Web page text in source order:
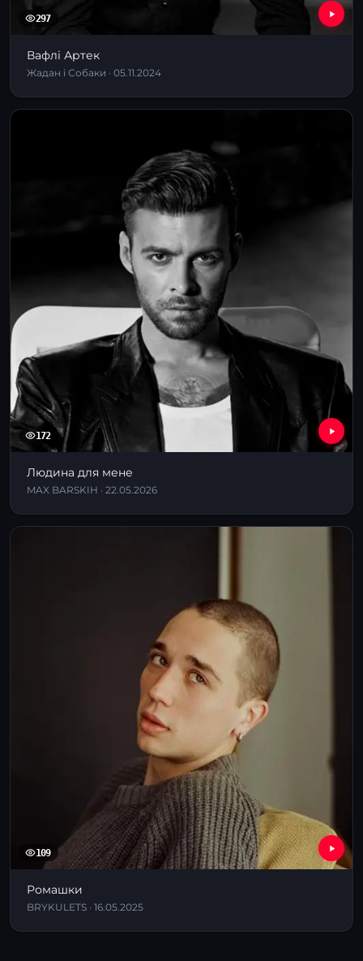
297
Вафлі Артек
Жадан і Собаки · 05.11.2024
172
Людина для мене
MAX BARSKIH · 22.05.2026
109
Ромашки
BRYKULETS · 16.05.2025